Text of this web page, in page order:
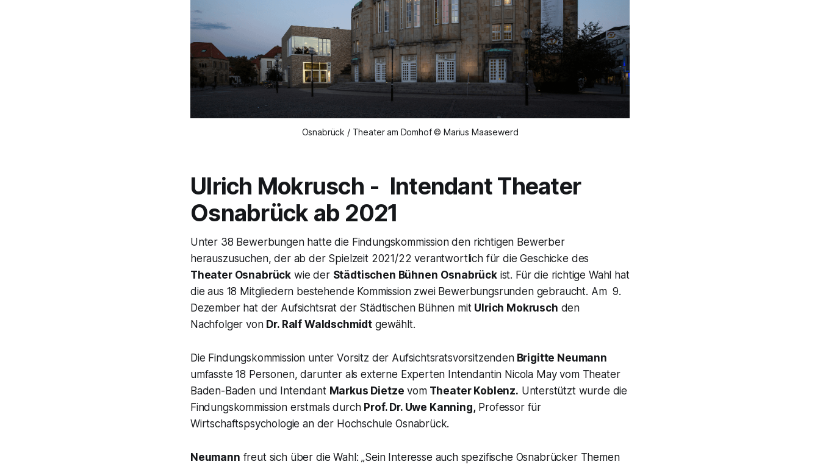
Osnabrück / Theater am Domhof © Marius Maasewerd
Ulrich Mokrusch - Intendant Theater
Osnabrück ab 2021
Unter 38 Bewerbungen hatte die Findungskommission den richtigen Bewerber
herauszusuchen, der ab der Spielzeit 2021/22 verantwortlich für die Geschicke des
Theater Osnabrück wie der Städtischen Bühnen Osnabrückist. Für die richtige Wahl hat
die aus 18 Mitgliedern bestehende Kommission zwei Bewerbungsrunden gebraucht. Am 9.
Dezember hat der Aufsichtsrat der Städtischen Bühnen mit Ulrich Mokrusch den
Nachfolger von Dr. Ralf Waldschmidt gewählt.
Die Findungskommission unter Vorsitz der AufsichtsratsvorsitzendenBrigitte Neumann
umfasste 18 Personen, darunter als externe Experten Intendantin Nicola May vom Theater
Baden-Baden und Intendant Markus Dietze vomTheater Koblenz. Unterstützt wurde die
Findungskommission erstmals durch Prof. Dr. Uwe Kanning,Professor für
Wirtschaftspsychologie an der Hochschule Osnabrück.
Neumann freut sich über die Wahl:„Sein Interesse auch spezifische Osnabrücker Themen